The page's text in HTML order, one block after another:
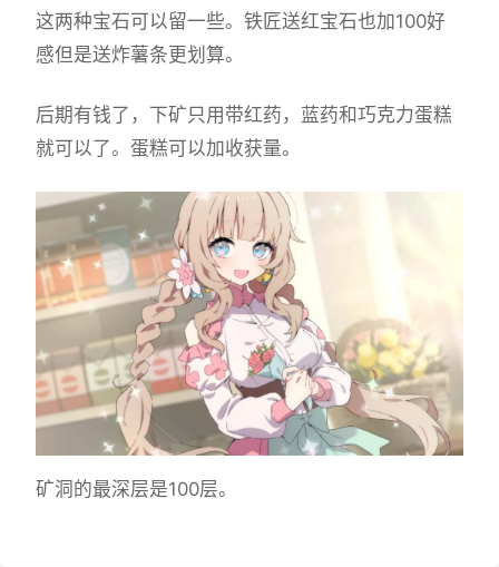
这两种宝石可以留一些。铁匠送红宝石也加100好
感但是送炸薯条更划算。
后期有钱了，下矿只用带红药，蓝药和巧克力蛋糕
就可以了。蛋糕可以加收获量。
矿洞的最深层是100层。